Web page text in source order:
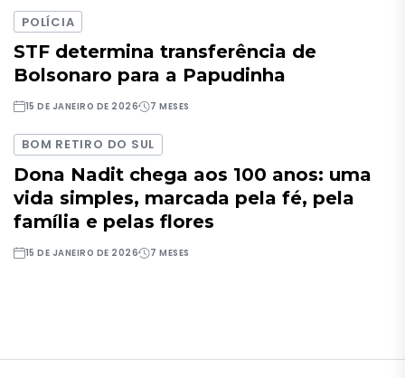
POLÍCIA
STF determina transferência de
Bolsonaro para a Papudinha
15 DE JANEIRO DE 2026 7 MESES
BOM RETIRO DO SUL
Dona Nadit chega aos 100 anos: uma
vida simples, marcada pela fé, pela
família e pelas flores
15 DE JANEIRO DE 2026 7 MESES